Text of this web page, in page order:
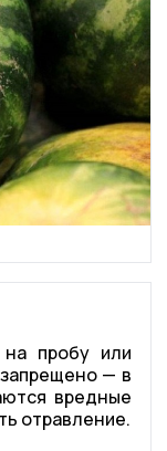
на пробу или
запрещено — в
вредные
отравление.